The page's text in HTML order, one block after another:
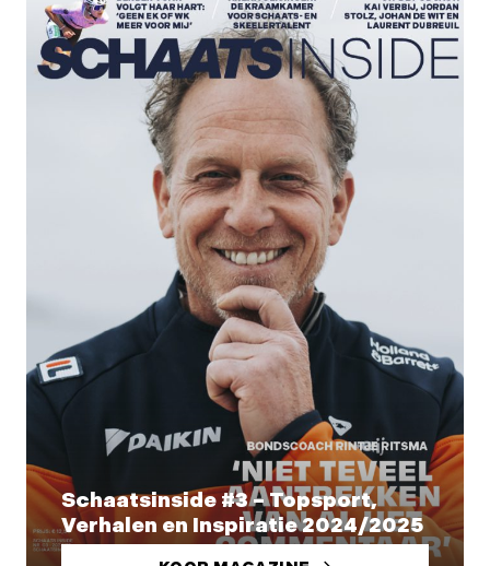
Schaatsinside #3 – Topsport,
Verhalen en Inspiratie 2024/2025